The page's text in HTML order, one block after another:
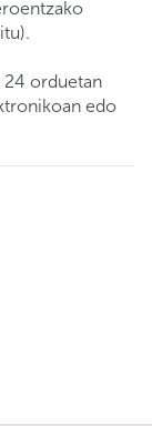
24 orduetan
edo